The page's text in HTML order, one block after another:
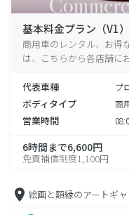
基本料金プラン（V1）
商用車のレンタル、お得
は、こちらから各店舗に
代表車種 プ
ボディタイプ 商
営業時間
6時間まで6,600円
免責補償制度1,100円
絵画と額縁のアートギ